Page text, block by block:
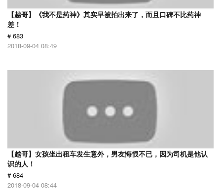
【越哥】《我不是药神》其实早被拍出来了，而且口碑不比药神
差！
# 683
2018-09-04 08:49
【越哥】女孩坐出租车发生意外，男友悔恨不已，因为司机是他认
识的人！
# 684
2018-09-04 08:44